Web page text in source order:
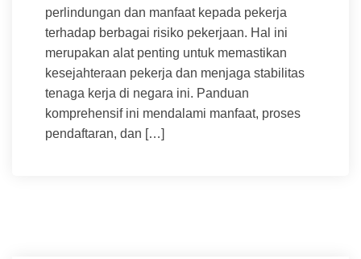
perlindungan dan manfaat kepada pekerja
terhadap berbagai risiko pekerjaan. Hal ini
merupakan alat penting untuk memastikan
kesejahteraan pekerja dan menjaga stabilitas
tenaga kerja di negara ini. Panduan
komprehensif ini mendalami manfaat, proses
pendaftaran, dan […]